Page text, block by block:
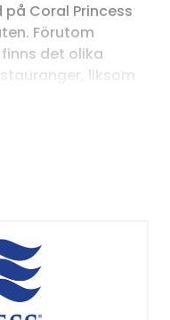
Coral Princess
Förutom
det olika
liksom
för alla.
har öppet 24